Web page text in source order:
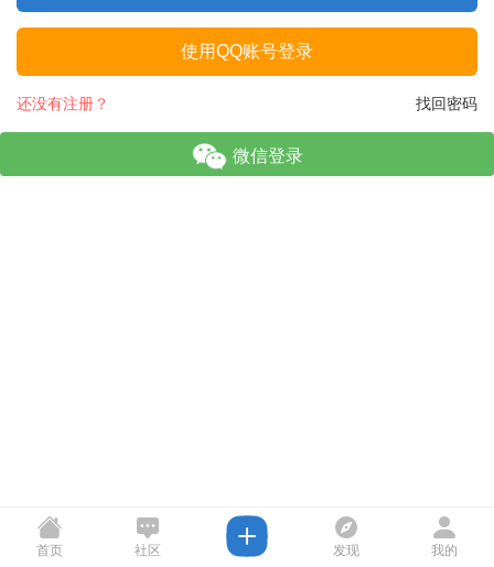
使用QQ账号登录
找回密码
还没有注册？
微信登录
首页 社区 发现 我的